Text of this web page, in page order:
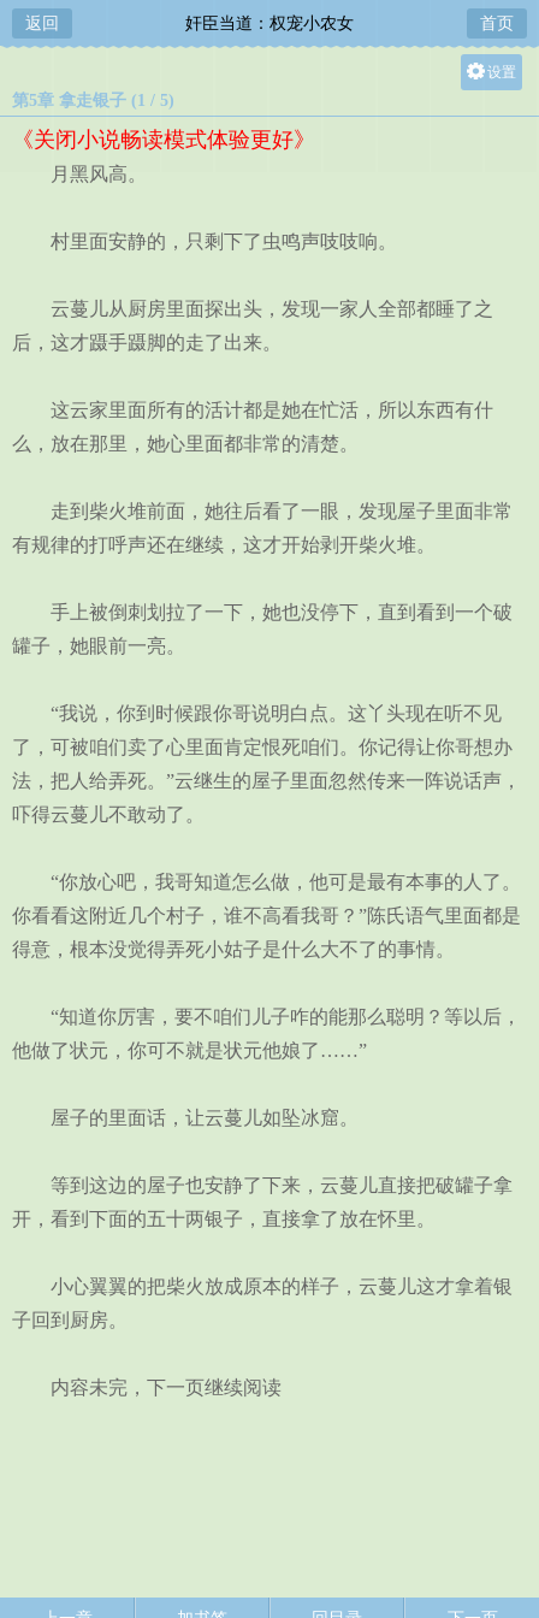
返回 奸臣当道：权宠小农女 首页
设置
第5章 拿走银子 (1 / 5)
《关闭小说畅读模式体验更好》
月黑风高。
村里面安静的，只剩下了虫鸣声吱吱响。
云蔓儿从厨房里面探出头，发现一家人全部都睡了之
后，这才蹑手蹑脚的走了出来。
这云家里面所有的活计都是她在忙活，所以东西有什
么，放在那里，她心里面都非常的清楚。
走到柴火堆前面，她往后看了一眼，发现屋子里面非常
有规律的打呼声还在继续，这才开始剥开柴火堆。
手上被倒刺划拉了一下，她也没停下，直到看到一个破
罐子，她眼前一亮。
“我说，你到时候跟你哥说明白点。这丫头现在听不见
了，可被咱们卖了心里面肯定恨死咱们。你记得让你哥想办
法，把人给弄死。”云继生的屋子里面忽然传来一阵说话声，
吓得云蔓儿不敢动了。
“你放心吧，我哥知道怎么做，他可是最有本事的人了。
你看看这附近几个村子，谁不高看我哥？”陈氏语气里面都是
得意，根本没觉得弄死小姑子是什么大不了的事情。
“知道你厉害，要不咱们儿子咋的能那么聪明？等以后，
他做了状元，你可不就是状元他娘了……”
屋子的里面话，让云蔓儿如坠冰窟。
等到这边的屋子也安静了下来，云蔓儿直接把破罐子拿
开，看到下面的五十两银子，直接拿了放在怀里。
小心翼翼的把柴火放成原本的样子，云蔓儿这才拿着银
子回到厨房。
内容未完，下一页继续阅读